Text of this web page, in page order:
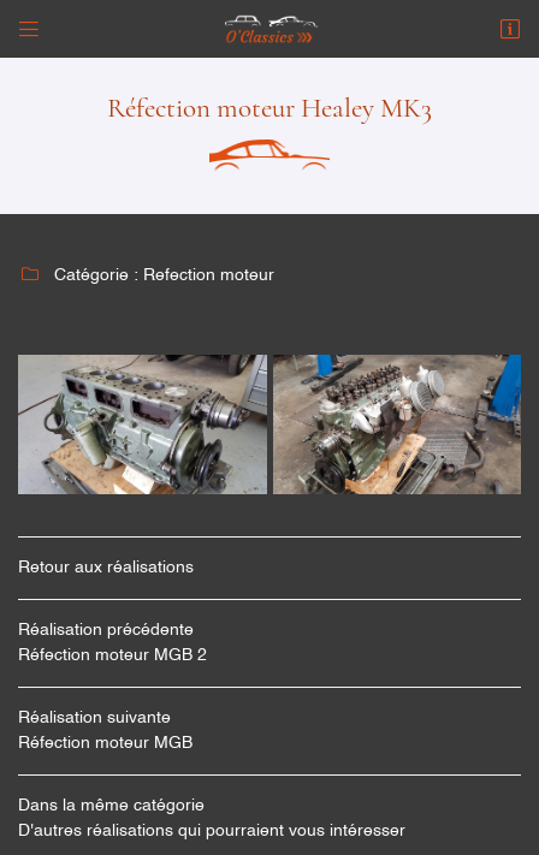
 
06 13 37 15 62
Adresse email de réception
 Recopier le code ci-contre
Rafraîchir le captcha
En cochant cette case, vous consentez à recevoir nos propositions commerciales
Réfection moteur Healey MK3
 Catégorie : Refection moteur
Retour aux réalisations
Réalisation précédente
Réfection moteur MGB 2
Réalisation suivante
Réfection moteur MGB
Dans la même catégorie
D'autres réalisations qui pourraient vous intéresser